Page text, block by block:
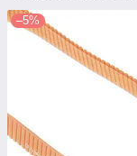
–5%